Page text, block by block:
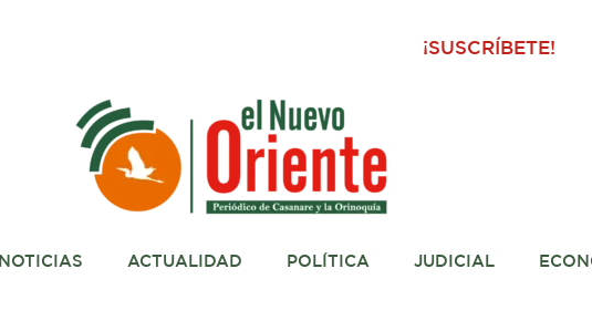
¡SUSCRÍBETE!
NOTICIAS ACTUALIDAD POLÍTICA JUDICIAL